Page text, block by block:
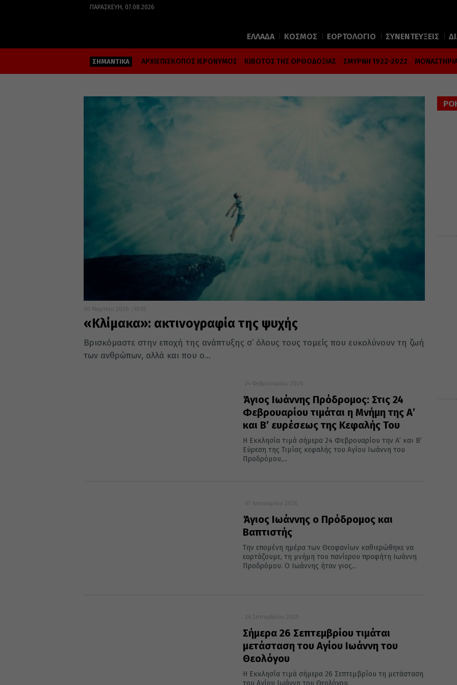
ΠΑΡΑΣΚΕΥΉ, 07.08.2026
ΕΛΛΑΔΑ ΚΟΣΜΟΣ ΕΟΡΤΟΛΟΓΙΟ ΣΥΝΕΝΤΕΥΞΕΙΣ
ΣΗΜΑΝΤΙΚΑ ΑΡΧΙΕΠΙΣΚΟΠΟΣ ΙΕΡΩΝΥΜΟΣ ΚΙΒΩΤΟΣ ΤΗΣ ΟΡΘΟΔΟΞΙΑΣ ΣΜΥΡΝΗ 1922-2022
30 Μαρτίου 2026 10:55
«Κλίμακα»: ακτινογραφία της ψυχής
Βρισκόμαστε στην εποχή της ανάπτυξης σ’ όλους τους τομείς που ευκολύνουν τη ζωή
των ανθρώπων, αλλά και που ο...
24 Φεβρουαρίου 2026
Άγιος Ιωάννης Πρόδρομος: Στις 24
Φεβρουαρίου τιμάται η Μνήμη της Α’
και Β’ ευρέσεως της Κεφαλής Του
Η Εκκλησία τιμά σήμερα 24 Φεβρουαρίου την Α’ και Β’
Εύρεση της Τιμίας κεφαλής του Αγίου Ιωάννη του
Προδρόμου,...
07 Ιανουαρίου 2026
Άγιος Ιωάννης ο Πρόδρομος και
Βαπτιστής
Την επομένη ημέρα των Θεοφανίων καθιερώθηκε να
εορτάζουμε, τη μνήμη του πανίερου προφήτη Ιωάννη
Προδρόμου. Ο Ιωάννης ήταν γιος...
26 Σεπτεμβρίου 2025
Σήμερα 26 Σεπτεμβρίου τιμάται
μετάσταση του Αγίου Ιωάννη του
Θεολόγου
Η Εκκλησία τιμά σήμερα 26 Σεπτεμβρίου τη μετάσταση
του Αγίου Ιωάννη του Θεολόγου.